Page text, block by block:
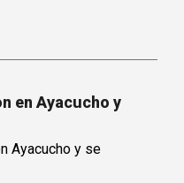
en Ayacucho y